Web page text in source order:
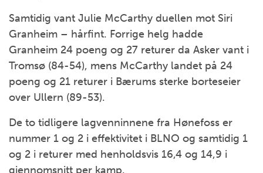
Samtidig vant Julie McCarthy duellen mot Siri
Granheim – hårfint. Forrige helg hadde
Granheim 24 poeng og 27 returer da Asker vant i
Tromsø (84-54), mens McCarthy landet på 24
poeng og 21 returer i Bærums sterke borteseier
over Ullern (89-53).
De to tidligere lagvenninnene fra Hønefoss er
nummer 1 og 2 i effektivitet i BLNO og samtidig 1
og 2 i returer med henholdsvis 16,4 og 14,9 i
gjennomsnitt per kamp.